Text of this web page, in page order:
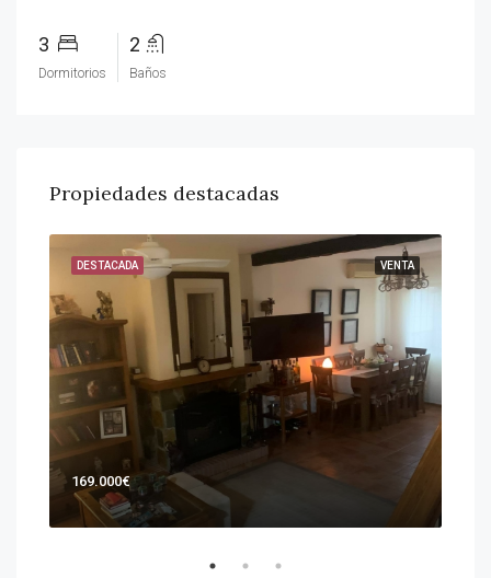
3
Dormitorios
2
Baños
Propiedades destacadas
VENTA
DESTACADA
169.000€